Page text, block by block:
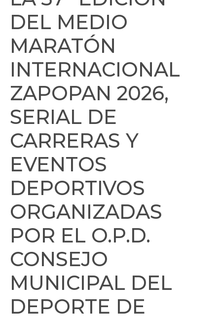
DEL MEDIO
MARATÓN
INTERNACIONAL
ZAPOPAN 2026,
SERIAL DE
CARRERAS Y
EVENTOS
DEPORTIVOS
ORGANIZADAS
POR EL O.P.D.
CONSEJO
MUNICIPAL DEL
DEPORTE DE